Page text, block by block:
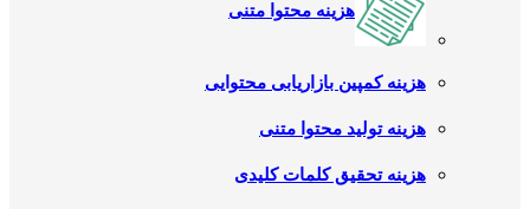
هزینه محتوا متنی
هزینه کمپین بازاریابی محتوایی
هزینه تولید محتوا متنی
هزینه تحقیق کلمات کلیدی